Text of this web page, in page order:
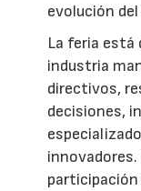
evolución
La feria está
industria
directivos,
decisiones,